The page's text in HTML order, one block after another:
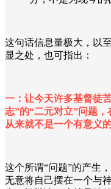
这句话信息量极大，以
显之处，也可指出：
一：让今天许多基督徒
志”的“二元对立”问题，
从来就不是一个有意义的
这个所谓“问题”的产生
无意将自己摆在一个与